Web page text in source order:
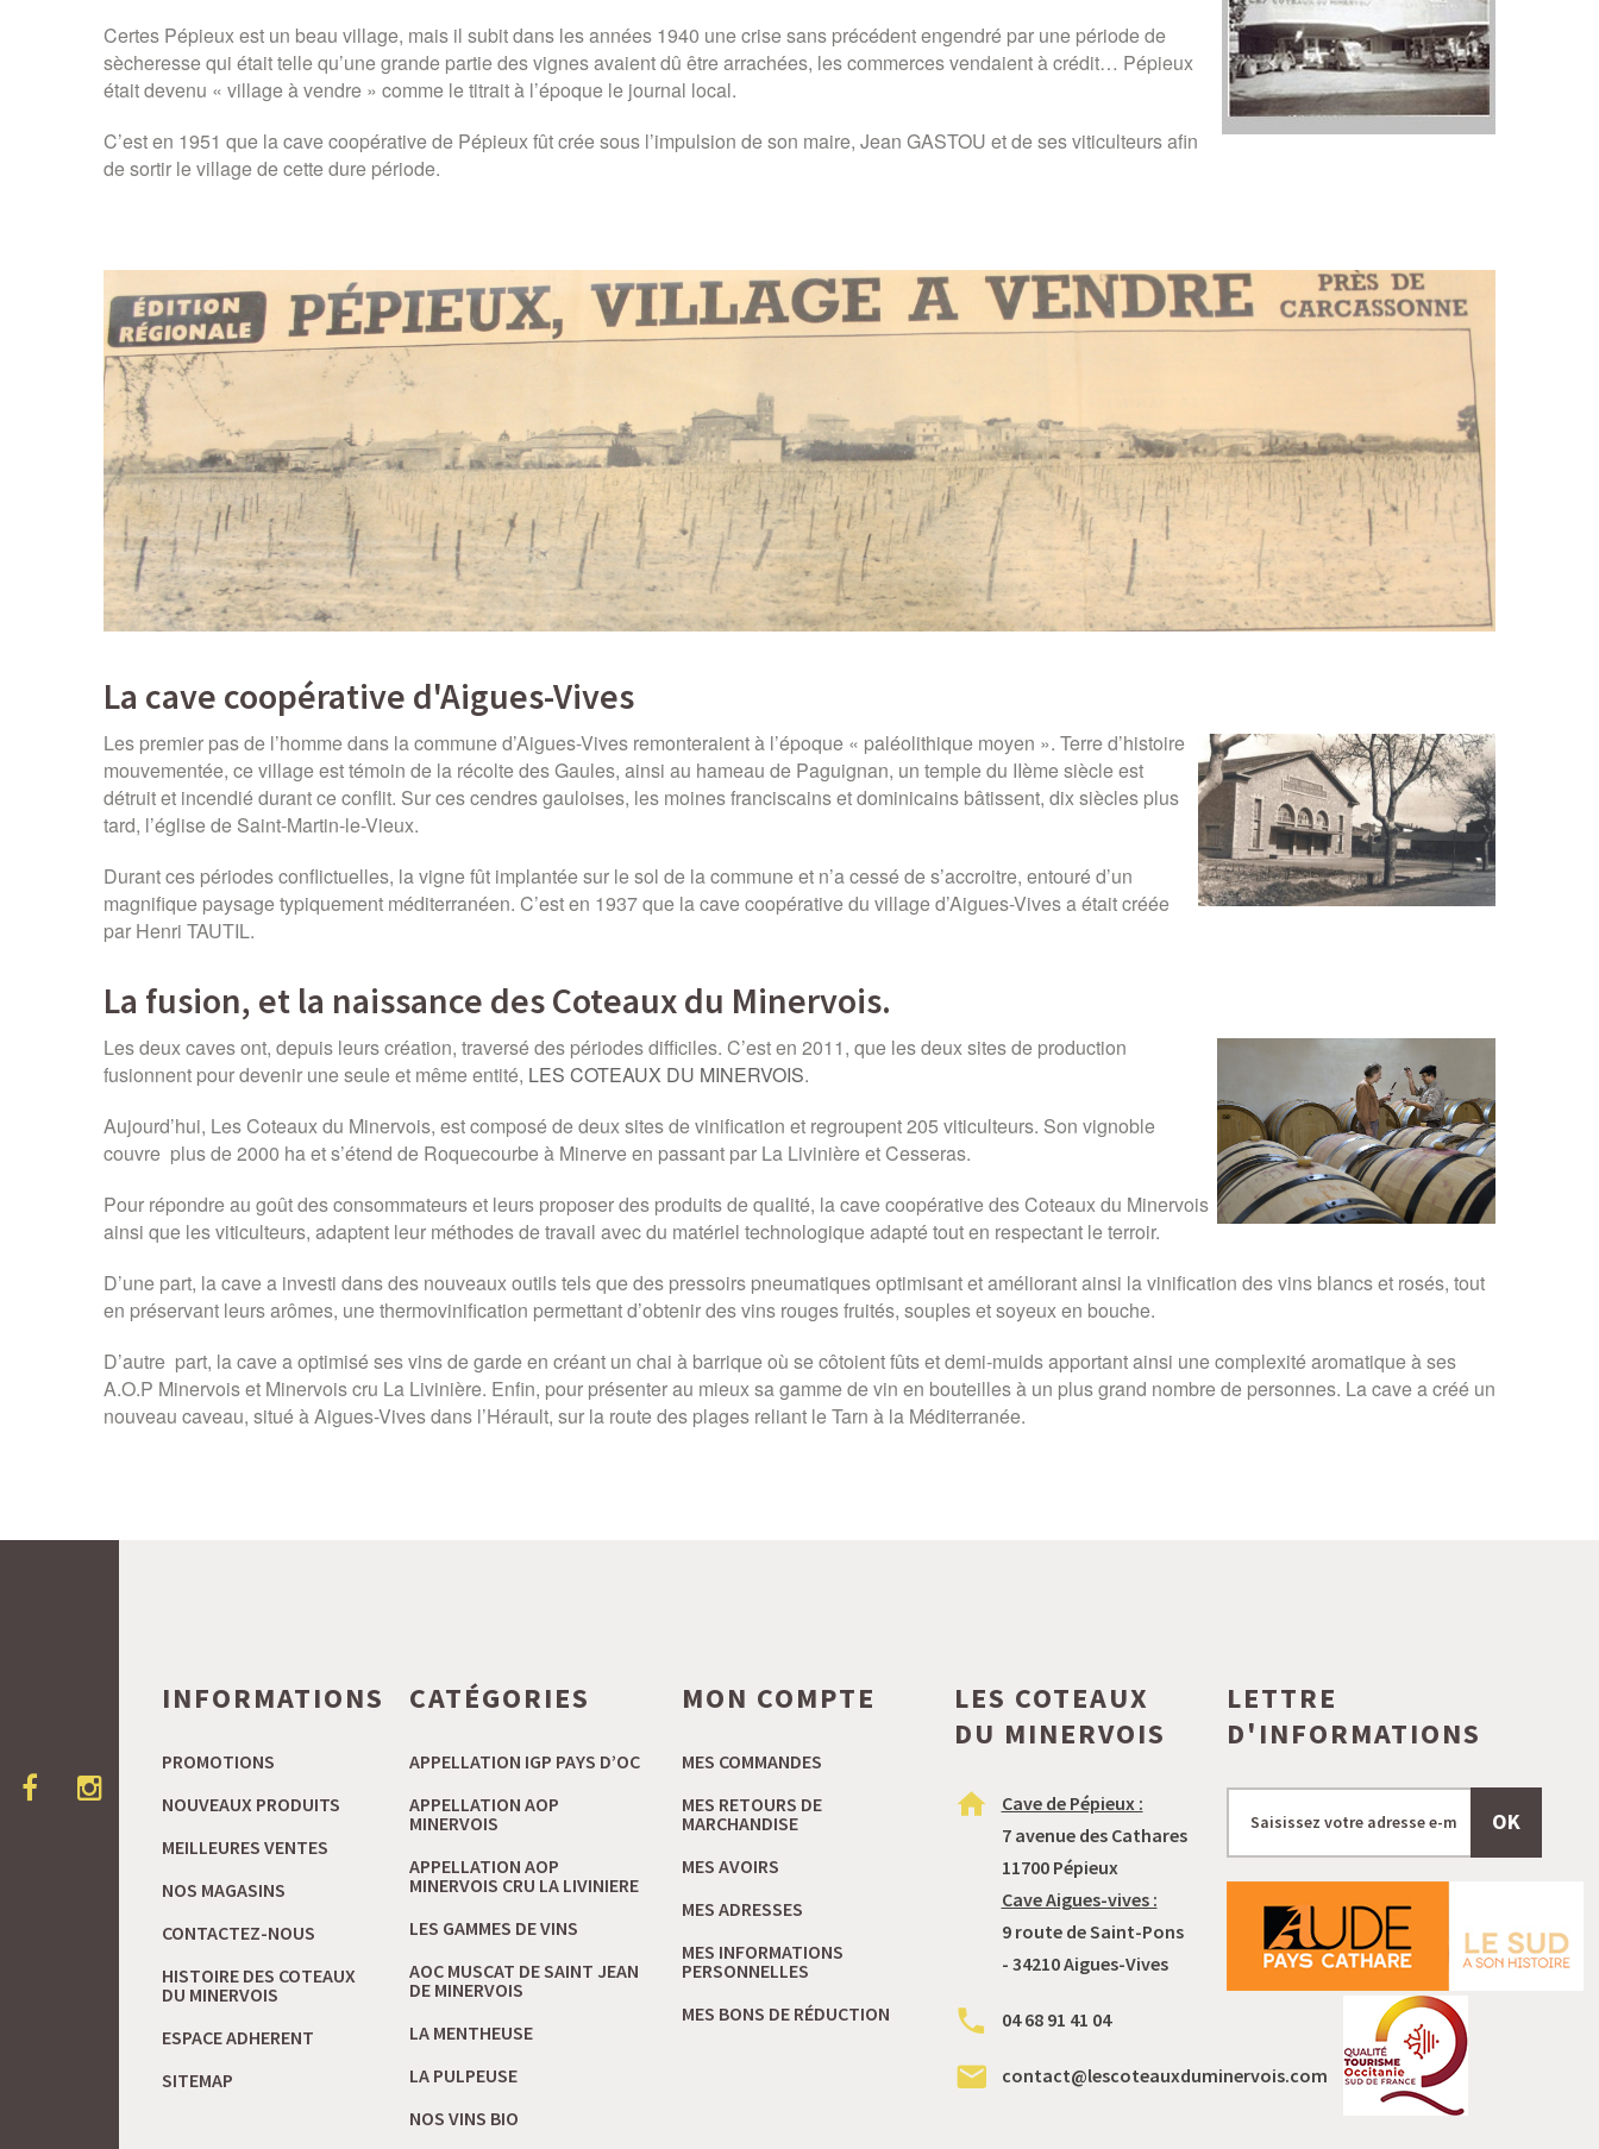
Certes Pépieux est un beau village, mais il subit dans les années 1940 une crise sans précédent engendré par une période de
sècheresse qui était telle qu’une grande partie des vignes avaient dû être arrachées, les commerces vendaient à crédit… Pépieux
était devenu « village à vendre » comme le titrait à l’époque le journal local.
C’est en 1951 que la cave coopérative de Pépieux fût crée sous l’impulsion de son maire, Jean GASTOU et de ses viticulteurs afin
de sortir le village de cette dure période.
La cave coopérative d'Aigues-Vives
Les premier pas de l’homme dans la commune d’Aigues-Vives remonteraient à l’époque « paléolithique moyen ». Terre d’histoire
mouvementée, ce village est témoin de la récolte des Gaules, ainsi au hameau de Paguignan, un temple du IIème siècle est
détruit et incendié durant ce conflit. Sur ces cendres gauloises, les moines franciscains et dominicains bâtissent, dix siècles plus
tard, l’église de Saint-Martin-le-Vieux.
Durant ces périodes conflictuelles, la vigne fût implantée sur le sol de la commune et n’a cessé de s’accroitre, entouré d’un
magnifique paysage typiquement méditerranéen. C’est en 1937 que la cave coopérative du village d’Aigues-Vives a était créée
par Henri TAUTIL.
La fusion, et la naissance des Coteaux du Minervois.
Les deux caves ont, depuis leurs création, traversé des périodes difficiles. C’est en 2011, que les deux sites de production
fusionnent pour devenir une seule et même entité, LES COTEAUX DU MINERVOIS.
Aujourd’hui, Les Coteaux du Minervois, est composé de deux sites de vinification et regroupent 205 viticulteurs. Son vignoble
couvre plus de 2000 ha et s’étend de Roquecourbe à Minerve en passant par La Livinière et Cesseras.
Pour répondre au goût des consommateurs et leurs proposer des produits de qualité, la cave coopérative des Coteaux du Minervois
ainsi que les viticulteurs, adaptent leur méthodes de travail avec du matériel technologique adapté tout en respectant le terroir.
D’une part, la cave a investi dans des nouveaux outils tels que des pressoirs pneumatiques optimisant et améliorant ainsi la vinification des vins blancs et rosés, tout
en préservant leurs arômes, une thermovinification permettant d’obtenir des vins rouges fruités, souples et soyeux en bouche.
D’autre part, la cave a optimisé ses vins de garde en créant un chai à barrique où se côtoient fûts et demi-muids apportant ainsi une complexité aromatique à ses
A.O.P Minervois et Minervois cru La Livinière. Enfin, pour présenter au mieux sa gamme de vin en bouteilles à un plus grand nombre de personnes. La cave a créé un
nouveau caveau, situé à Aigues-Vives dans l’Hérault, sur la route des plages reliant le Tarn à la Méditerranée.
INFORMATIONS
PROMOTIONS
NOUVEAUX PRODUITS
MEILLEURES VENTES
NOS MAGASINS
CONTACTEZ-NOUS
HISTOIRE DES COTEAUX
DU MINERVOIS
ESPACE ADHERENT
SITEMAP
CATÉGORIES
APPELLATION IGP PAYS D’OC
APPELLATION AOP
MINERVOIS
APPELLATION AOP
MINERVOIS CRU LA LIVINIERE
LES GAMMES DE VINS
AOC MUSCAT DE SAINT JEAN
DE MINERVOIS
LA MENTHEUSE
LA PULPEUSE
NOS VINS BIO
MON COMPTE
MES COMMANDES
MES RETOURS DE
MARCHANDISE
MES AVOIRS
MES ADRESSES
MES INFORMATIONS
PERSONNELLES
MES BONS DE RÉDUCTION
LES COTEAUX
DU MINERVOIS
Cave de Pépieux :
7 avenue des Cathares
11700 Pépieux
Cave Aigues-vives :
9 route de Saint-Pons
- 34210 Aigues-Vives
04 68 91 41 04
contact@lescoteauxduminervois.com
LETTRE
D'INFORMATIONS
OK